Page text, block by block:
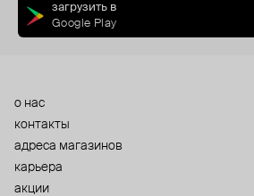
загрузить в
Google Play
о нас
контакты
адреса магазинов
карьера
акции